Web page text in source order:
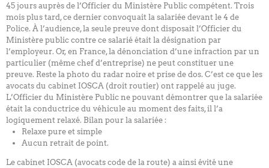
45 jours auprès de l’Officier du Ministère Public compétent. Trois
mois plus tard, ce dernier convoquait la salariée devant le 4 de
Police. À l’audience, la seule preuve dont disposait l’Officier du
Ministère public contre ce salarié était la désignation par
l’employeur. Or, en France, la dénonciation d’une infraction par un
particulier (même chef d’entreprise) ne peut constituer une
preuve. Reste la photo du radar noire et prise de dos. C’est ce que les
avocats du cabinet IOSCA (droit routier) ont rappelé au juge.
L’Officier du Ministère Public ne pouvant démontrer que la salariée
était la conductrice du véhicule au moment des faits, il l’a
logiquement relaxé. Bilan pour la salariée :
Relaxe pure et simple
Aucun retrait de point.
Le cabinet IOSCA (avocats code de la route) a ainsi évité une